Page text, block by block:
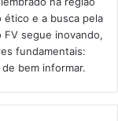
ético e a busca pela
segue inovando,
fundamentais:
bem informar.​